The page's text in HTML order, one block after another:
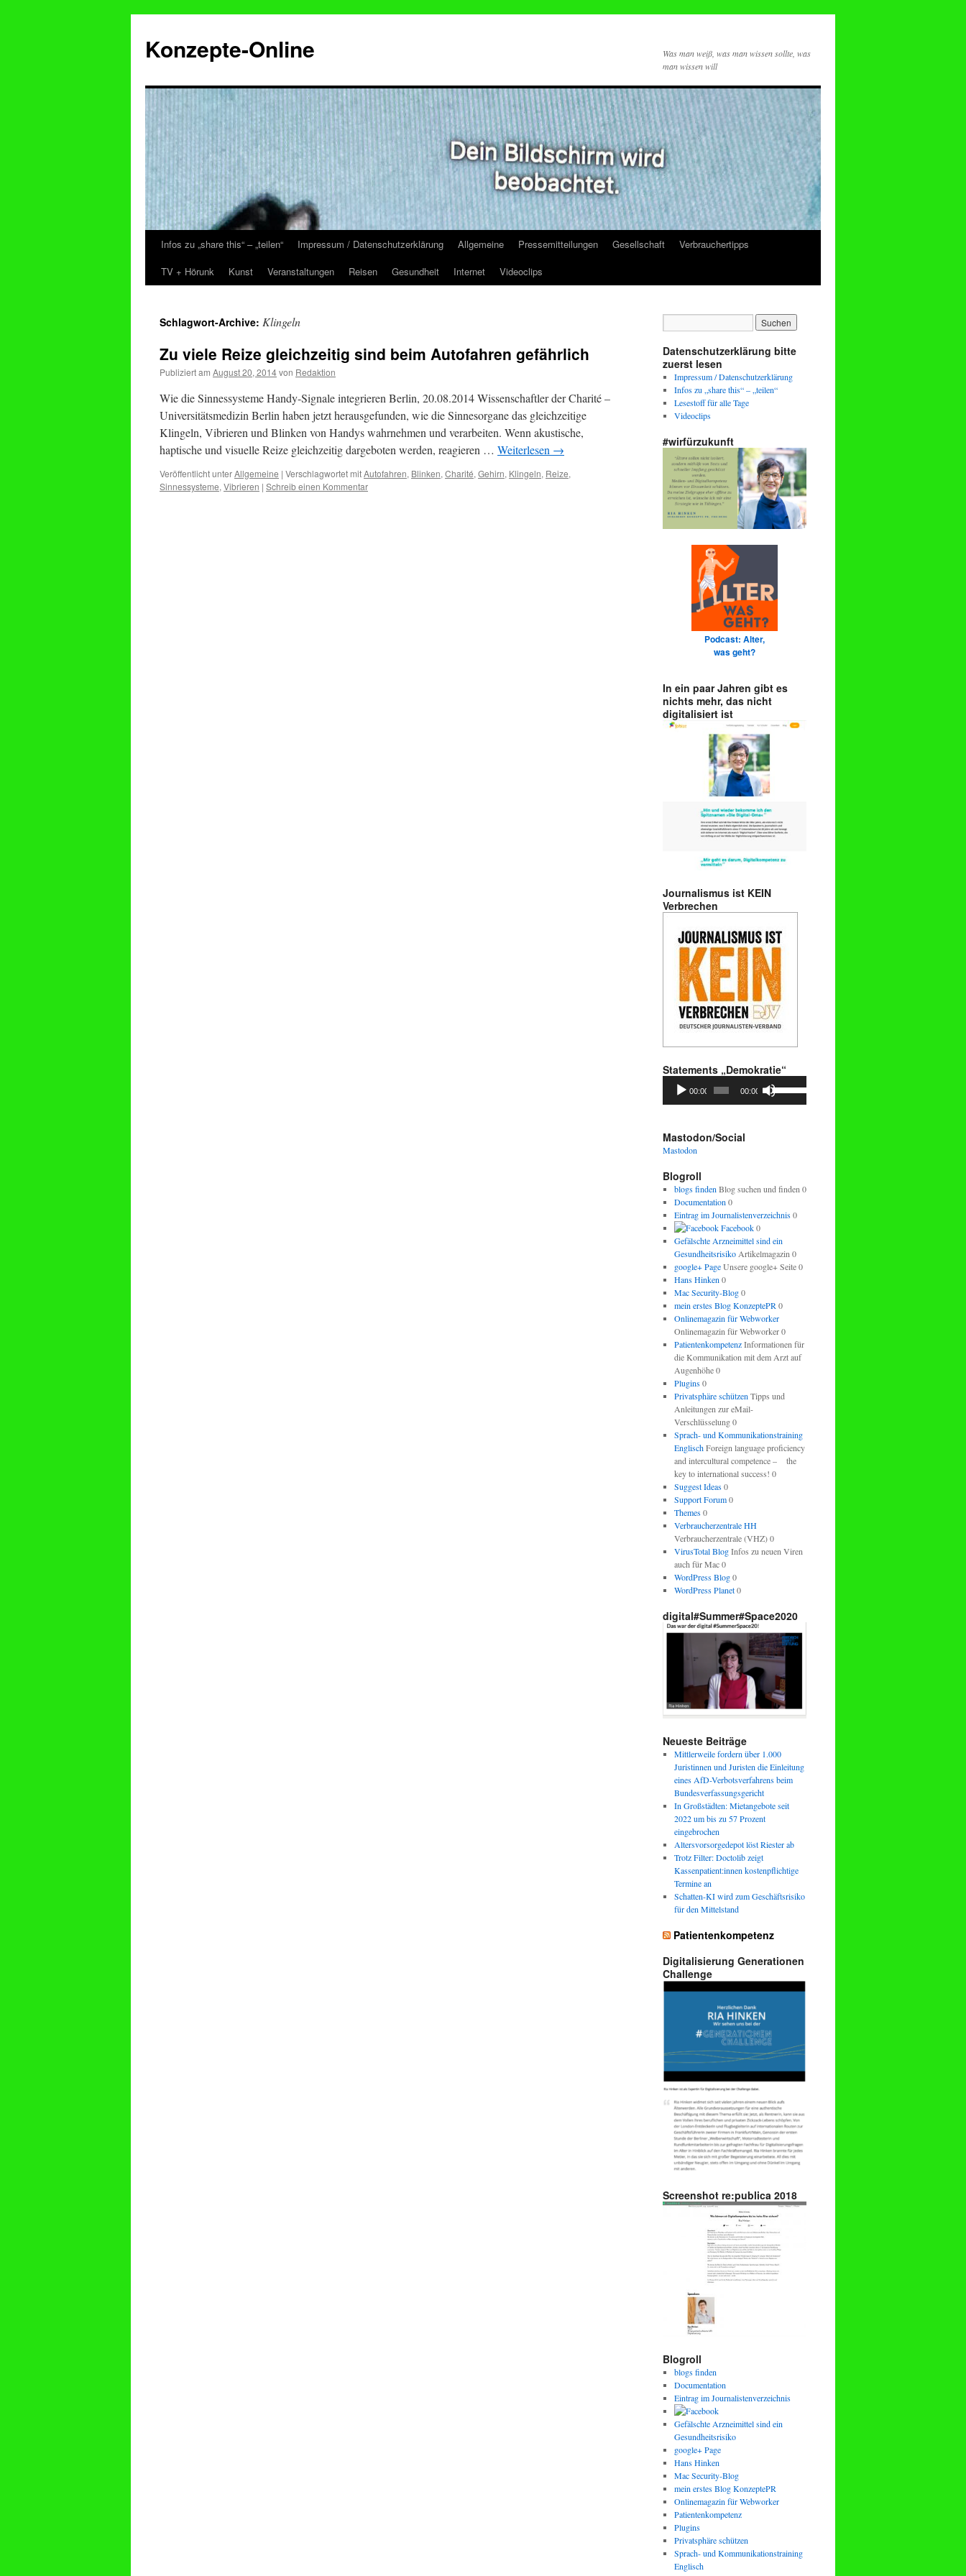
Konzepte-Online
Was man weiß, was man wissen sollte, was
man wissen will
Zum
Inhalt
Infos zu „share this“ – „teilen“ Impressum / Datenschutzerklärung Allgemeine Pressemitteilungen Gesellschaft
Verbrauchertipps
TV + Hörunk
Kunst Veranstaltungen Reisen Gesundheit Internet Videoclips
Schlagwort-Archive: Klingeln
Zu viele Reize gleichzeitig sind beim Autofahren gefährlich
Publiziert am August 20, 2014von Redaktion
Wie die Sinnessysteme Handy-Signale integrieren Berlin, 20.08.2014 Wissenschaftler der Charité –
Universitätsmedizin Berlin haben jetzt herausgefunden, wie die Sinnesorgane das gleichzeitige
Klingeln, Vibrieren und Blinken von Handys wahrnehmen und verarbeiten. Wenn akustische,
haptische und visuelle Reize gleichzeitig dargeboten werden, reagieren … Weiterlesen →
Veröffentlicht unterAllgemeine | Verschlagwortet mitAutofahren, Blinken, Charité, Gehirn, Klingeln, Reize,
Sinnessysteme, Vibrieren | Schreib einen Kommentar
Datenschutzerklärung bitte
zuerst lesen
Impressum / Datenschutzerklärung
Infos zu „share this“ – „teilen“
Lesestoff für alle Tage
Videoclips
#wirfürzukunft
Podcast: Alter,
was geht?
In ein paar Jahren gibt es
nichts mehr, das nicht
digitalisiert ist
Journalismus ist KEIN
Verbrechen
Statements „Demokratie“
Audio-
Player
00:00 00:00
Hoch/Runter
benutzen,
Mastodon/Social
Mastodon
Blogroll
blogs finden Blog suchen und finden 0
Documentation 0
Eintrag im Journalistenverzeichnis0
Facebook0
Gefälschte Arzneimittel sind ein
GesundheitsrisikoArtikelmagazin 0
google+ PageUnsere google+ Seite 0
Hans Hinken 0
Mac Security-Blog0
mein erstes Blog KonzeptePR 0
Onlinemagazin für Webworker
Onlinemagazin für Webworker 0
PatientenkompetenzInformationen für
die Kommunikation mit dem Arzt auf
Augenhöhe 0
Plugins0
Privatsphäre schützen Tipps und
Anleitungen zur eMail-
Verschlüsselung 0
Sprach- und Kommunikationstraining
EnglischForeign language proficiency
and intercultural competence – the
key to international success! 0
Suggest Ideas0
Support Forum0
Themes0
Verbraucherzentrale HH
Verbraucherzentrale (VHZ) 0
VirusTotal BlogInfos zu neuen Viren
auch für Mac 0
WordPress Blog0
WordPress Planet0
digital#Summer#Space2020
Neueste Beiträge
Mittlerweile fordern über 1.000
Juristinnen und Juristen die Einleitung
eines AfD-Verbotsverfahrens beim
Bundesverfassungsgericht
In Großstädten: Mietangebote seit
2022 um bis zu 57 Prozent
eingebrochen
Altersvorsorgedepot löst Riester ab
Trotz Filter: Doctolib zeigt
Kassenpatient:innen kostenpflichtige
Termine an
Schatten-KI wird zum Geschäftsrisiko
für den Mittelstand
Patientenkompetenz
Digitalisierung Generationen
Challenge
Screenshot re:publica 2018
Blogroll
blogs finden
Documentation
Eintrag im Journalistenverzeichnis
Gefälschte Arzneimittel sind ein
Gesundheitsrisiko
google+ Page
Hans Hinken
Mac Security-Blog
mein erstes Blog KonzeptePR
Onlinemagazin für Webworker
Patientenkompetenz
Plugins
Privatsphäre schützen
Sprach- und Kommunikationstraining
Englisch